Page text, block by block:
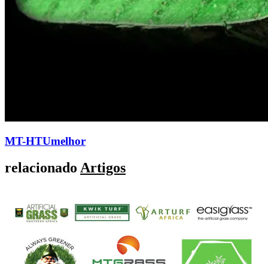
MT-HTUmelhor
relacionado Artigos